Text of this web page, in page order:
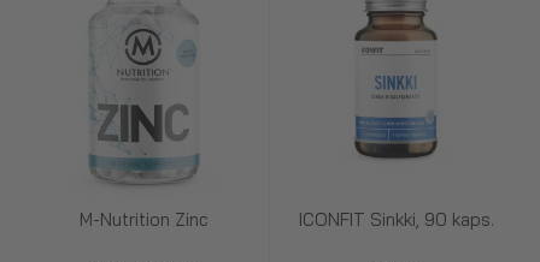
M-Nutrition Zinc ICONFIT Sinkki, 90 kaps.